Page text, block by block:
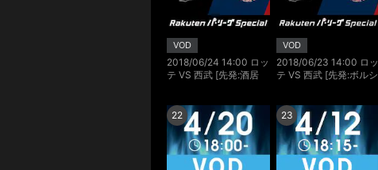
VOD
2018/06/24 14:00 ロッ
テ VS 西武 [先発:酒居
VOD
2018/06/23 14:00 ロッ
テ VS 西武 [先発:ボルシ
22 23